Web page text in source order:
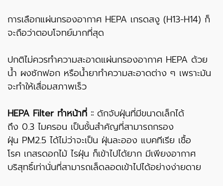
การเลือกแผ่นกรองอากาศ HEPA เกรดสงู (H13-H14) ก็
จะถือว่าตอบโจทย์มากที่สุด
ปกติไม่ควรทำความสะอาดแผ่นกรองอากาศ HEPA ด้วย
น้ำ ผงซักฟอก หรือน้ำยาทำความสะอาดต่าง ๆ เพราะมัน
จะทำให้เสื่อมสภาพเร็ว
HEPA Filter ทำหน้าที่ :: ดักจับฝุ่นที่มีขนาดเล็กได้
ถึง 0.3 ไมครอน เป็นชั้นสำคัญที่สามารถกรอง
ฝุ่น PM2.5 ได้ไม่ว่าจะเป็น ฝุ่นละออง แบคทีเรีย เชื้อ
โรค เกสรดอกไม้ ไรฝุ่น ก็เข้าไปได้ยาก มีเพียงอากาศ
บริสุทธิ์เท่านั่นที่สามารถเล็ดลอดเข้าไปได้อย่างง่ายดาย